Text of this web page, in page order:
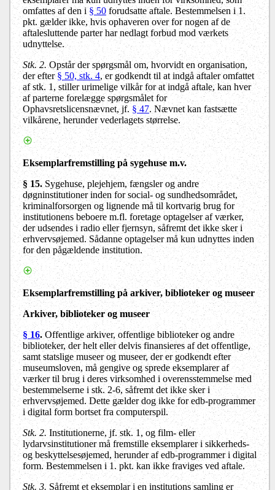
omfattes af den i§ 50 forudsatte aftale. Bestemmelsen i 1.
pkt. gælder ikke, hvis ophaveren over for nogen af de
aftalesluttende parter har nedlagt forbud mod værkets
udnyttelse.
Stk. 2.Opstår der spørgsmål om, hvorvidt en organisation,
der efter§ 50, stk. 4, er godkendt til at indgå aftaler omfattet
af stk. 1, stiller urimelige vilkår for at indgå aftale, kan hver
af parterne forelægge spørgsmålet for
Ophavsretslicensnævnet, jf. § 47. Nævnet kan fastsætte
vilkårene, herunder vederlagets størrelse.
Eksemplarfremstilling på sygehuse m.v.
§ 15. Sygehuse, plejehjem, fængsler og andre
døgninstitutioner inden for social- og sundhedsområdet,
kriminalforsorgen og lignende må til kortvarig brug for
institutionens beboere m.fl. foretage optagelser af værker,
der udsendes i radio eller fjernsyn, såfremt det ikke sker i
erhvervsøjemed. Sådanne optagelser må kun udnyttes inden
for den pågældende institution.
Eksemplarfremstilling på arkiver, biblioteker og museer
Arkiver, biblioteker og museer
§ 16.Offentlige arkiver, offentlige biblioteker og andre
biblioteker, der helt eller delvis finansieres af det offentlige,
samt statslige museer og museer, der er godkendt efter
museumsloven, må gengive og sprede eksemplarer af
værker til brug i deres virksomhed i overensstemmelse med
bestemmelserne i stk. 2-6, såfremt det ikke sker i
erhvervsøjemed. Dette gælder dog ikke for edb-programmer
i digital form bortset fra computerspil.
Stk. 2. Institutionerne, jf. stk. 1, og film- eller
lydarvsinstitutioner må fremstille eksemplarer i sikkerheds-
og beskyttelsesøjemed, herunder af edb-programmer i digital
form. Bestemmelsen i 1. pkt. kan ikke fraviges ved aftale.
Stk. 3. Såfremt et eksemplar i en institutions samling er